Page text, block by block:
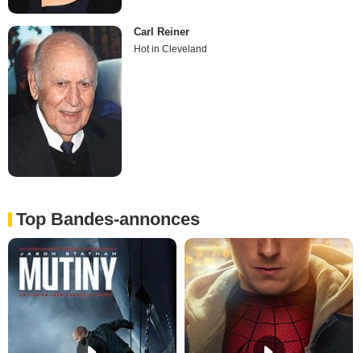
Carl Reiner
Hot in Cleveland
Top Bandes-annonces